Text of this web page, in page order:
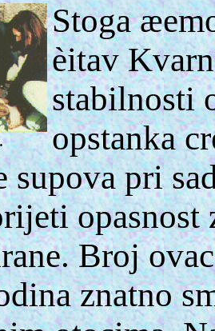
Stoga
èitav
stabilnosti
opstanka
supova pri
opasnost
Broj
znatno